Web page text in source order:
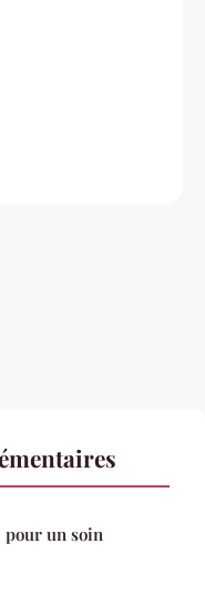
pour un soin